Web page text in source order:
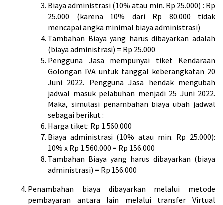
Biaya administrasi (10% atau min. Rp 25.000) : Rp
25.000 (karena 10% dari Rp 80.000 tidak
mencapai angka minimal biaya administrasi)
Tambahan Biaya yang harus dibayarkan adalah
(biaya administrasi) = Rp 25.000
Pengguna Jasa mempunyai tiket Kendaraan
Golongan IVA untuk tanggal keberangkatan 20
Juni 2022. Pengguna Jasa hendak mengubah
jadwal masuk pelabuhan menjadi 25 Juni 2022.
Maka, simulasi penambahan biaya ubah jadwal
sebagai berikut :
Harga tiket: Rp 1.560.000
Biaya administrasi (10% atau min. Rp 25.000):
10% x Rp 1.560.000 = Rp 156.000
Tambahan Biaya yang harus dibayarkan (biaya
administrasi) = Rp 156.000
Penambahan biaya dibayarkan melalui metode
pembayaran antara lain melalui transfer Virtual